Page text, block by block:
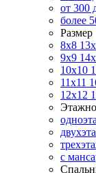
от 300
более
Размер
8х8
9х9
10х10
11x11
12х12
с